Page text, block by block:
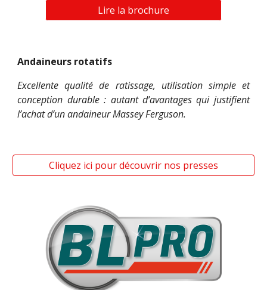
Lire la brochure
Andaineurs rotatifs
Excellente qualité de ratissage, utilisation simple et
conception durable : autant d’avantages qui justifient
l’achat d’un andaineur Massey Ferguson.
Cliquez ici pour découvrir nos presses